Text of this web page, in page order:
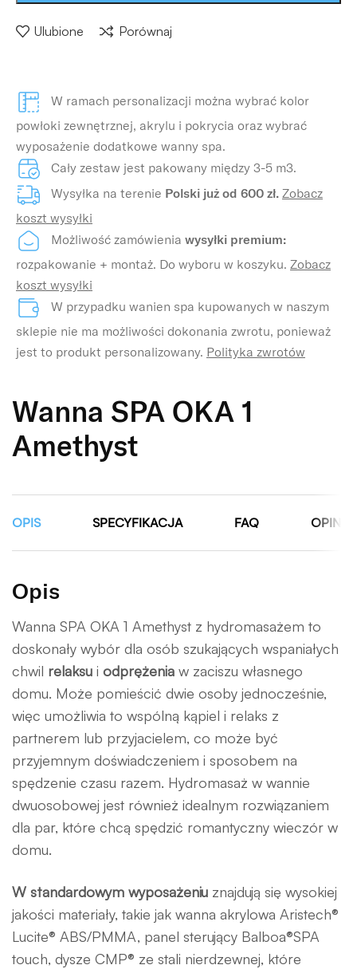
Ulubione Porównaj
W ramach personalizacji można wybrać kolor
powłoki zewnętrznej, akrylu i pokrycia oraz wybrać
wyposażenie dodatkowe wanny spa.
Cały zestaw jest pakowany między 3-5 m3.
Wysyłka na terenie Polski już od 600 zł. Zobacz
koszt wysyłki
Możliwość zamówienia wysyłki premium:
rozpakowanie + montaż. Do wyboru w koszyku. Zobacz
koszt wysyłki
W przypadku wanien spa kupowanych w naszym
sklepie nie ma możliwości dokonania zwrotu, ponieważ
jest to produkt personalizowany. Polityka zwrotów
Wanna SPA OKA 1
Amethyst
OPIS SPECYFIKACJA FAQ OPINIE
Opis
Wanna SPA OKA 1 Amethyst z hydromasażem to
doskonały wybór dla osób szukających wspaniałych
chwil relaksu i odprężenia w zaciszu własnego
domu. Może pomieścić dwie osoby jednocześnie,
więc umożliwia to wspólną kąpiel i relaks z
partnerem lub przyjacielem, co może być
przyjemnym doświadczeniem i sposobem na
spędzenie czasu razem. Hydromasaż w wannie
dwuosobowej jest również idealnym rozwiązaniem
dla par, które chcą spędzić romantyczny wieczór w
domu.
W standardowym wyposażeniu znajdują się wysokiej
jakości materiały, takie jak wanna akrylowa Aristech®
Lucite® ABS/PMMA, panel sterujący Balboa®SPA
touch, dysze CMP® ze stali nierdzewnej, które